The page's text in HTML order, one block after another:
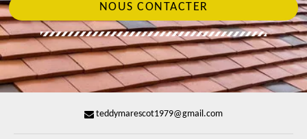
NOUS CONTACTER
teddymarescot1979@gmail.com